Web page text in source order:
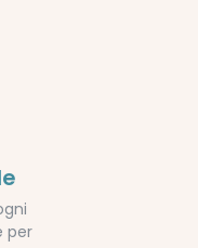
per